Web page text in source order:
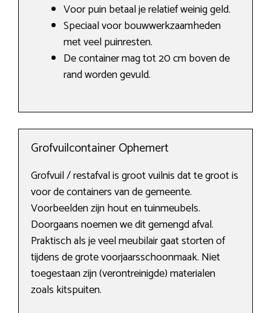
Voor puin betaal je relatief weinig geld.
Speciaal voor bouwwerkzaamheden
met veel puinresten.
De container mag tot 20 cm boven de
rand worden gevuld.
Grofvuilcontainer Ophemert
Grofvuil / restafval is groot vuilnis dat te groot is
voor de containers van de gemeente.
Voorbeelden zijn hout en tuinmeubels.
Doorgaans noemen we dit gemengd afval.
Praktisch als je veel meubilair gaat storten of
tijdens de grote voorjaarsschoonmaak. Niet
toegestaan zijn (verontreinigde) materialen
zoals kitspuiten.